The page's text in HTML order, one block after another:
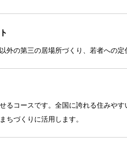
外の第三の居場所づくり、若者への定
るコースです。全国に誇れる住みや
ちづくりに活用します。